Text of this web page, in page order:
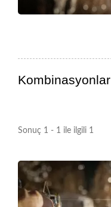
Kombinasyonlar
Sonuç 1 - 1 ile ilgili 1